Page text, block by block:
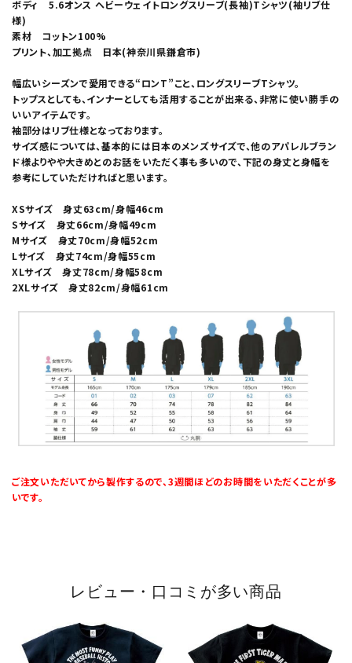
ボディ 5.6オンス ヘビーウェイトロングスリーブ(長袖)Tシャツ(袖リブ仕
様)
素材 コットン100%
プリント、加工拠点 日本(神奈川県鎌倉市)
幅広いシーズンで愛用できる“ロンT”こと、ロングスリーブTシャツ。
トップスとしても、インナーとしても活用することが出来る、非常に使い勝手の
いいアイテムです。
袖部分はリブ仕様となっております。
サイズ感については、基本的には日本のメンズサイズで、他のアパレルブラン
ド様よりやや大きめとのお話をいただく事も多いので、下記の身丈と身幅を
参考にしていただければと思います。
XSサイズ 身丈63cm/身幅46cm
Sサイズ 身丈66cm/身幅49cm
Mサイズ 身丈70cm/身幅52cm
Lサイズ 身丈74cm/身幅55cm
XLサイズ 身丈78cm/身幅58cm
2XLサイズ 身丈82cm/身幅61cm
ご注文いただいてから製作するので、3週間ほどのお時間をいただくことが多
いです。
レビュー・口コミが多い商品